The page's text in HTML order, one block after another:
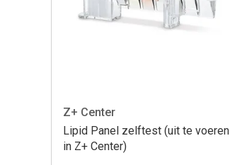
Z+ Center
Lipid Panel zelftest (uit te voeren
in Z+ Center)